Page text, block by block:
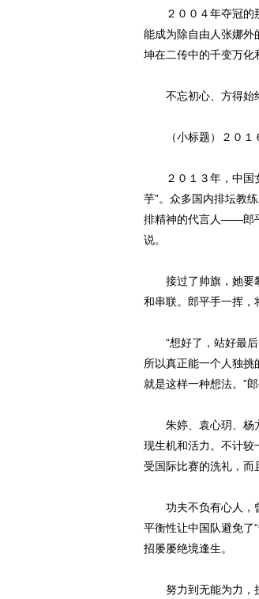
２００４年夺冠的那
能成为除自由人张娜外
坤在二传中的千变万化
不忘初心、方得始终
（小标题）２０１
２０１３年，中国女
芋”。众多国内排坛教
排精神的代言人——郎
说。
接过了帅旗，她要攀
和串联。郎平手一挥，
“想好了，站好最后
所以真正能一个人独
就是这样一种想法。”郎
朱婷、袁心玥、杨
现生机和活力。不计较
受国际比赛的洗礼，而
功夫不负有心人，曾
平衡性让中国队避免了
招屡屡绝境逢生。
努力到无能为力，拼